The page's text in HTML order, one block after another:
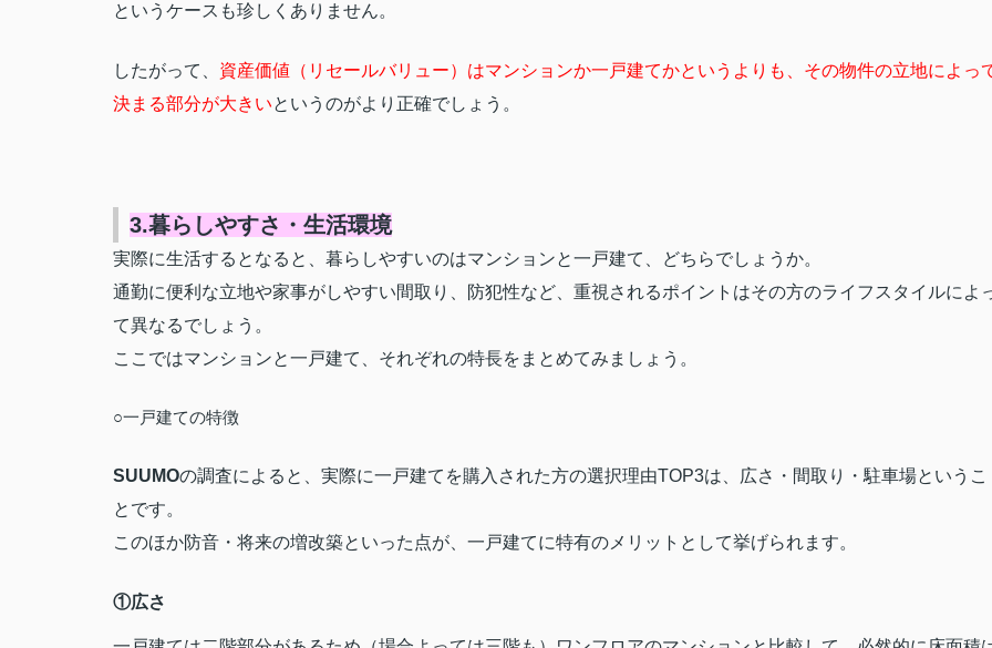
というケースも珍しくありません。
したがって、 資産価値（リセールバリュー）はマンションか一戸建てかというよりも、その物件の立地によっ
決まる部分が大きいというのがより正確でしょう。
3.暮らしやすさ・生活環境
実際に生活するとなると、暮らしやすいのはマンションと一戸建て、どちらでしょうか。
通勤に便利な立地や家事がしやすい間取り、防犯性など、重視されるポイントはその方のライフスタイルによ
て異なるでしょう。
ここではマンションと一戸建て、それぞれの特長をまとめてみましょう。
○一戸建ての特徴
SUUMOの調査によると、実際に一戸建てを購入された方の選択理由TOP3は、広さ・間取り・駐車場というこ
とです。
このほか防音・将来の増改築といった点が、一戸建てに特有のメリットとして挙げられます。
①広さ